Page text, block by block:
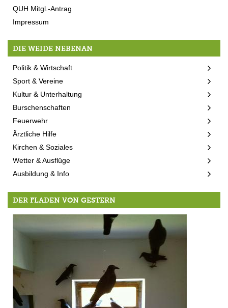
QUH Mitgl.-Antrag
Impressum
DIE WEIDE NEBENAN
Politik & Wirtschaft
Sport & Vereine
Kultur & Unterhaltung
Burschenschaften
Feuerwehr
Ärztliche Hilfe
Kirchen & Soziales
Wetter & Ausflüge
Ausbildung & Info
DER FLADEN VON GESTERN